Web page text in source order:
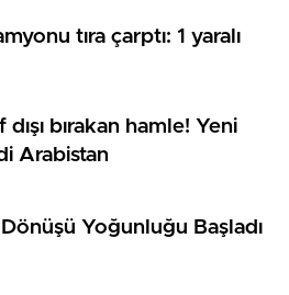
tıra çarptı: 1 yaralı
dışı bırakan hamle! Yeni
Arabistan
Dönüşü Yoğunluğu Başladı